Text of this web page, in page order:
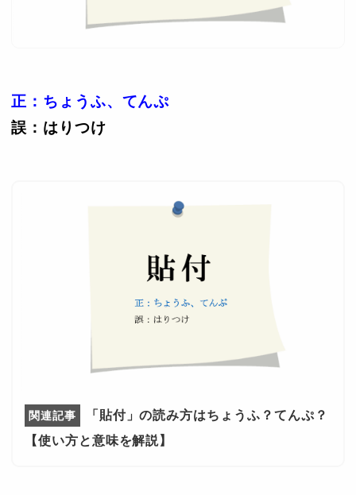
正：ちょうふ、てんぷ
誤：はりつけ
「貼付」の読み方はちょうふ？てんぷ？
【使い方と意味を解説】